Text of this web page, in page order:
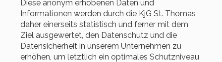
Diese anonym erhobenen Daten und
Informationen werden durch die KjG St. Thomas
daher einerseits statistisch und ferner mit dem
Ziel ausgewertet, den Datenschutz und die
Datensicherheit in unserem Unternehmen zu
erhöhen, um letztlich ein optimales Schutzniveau